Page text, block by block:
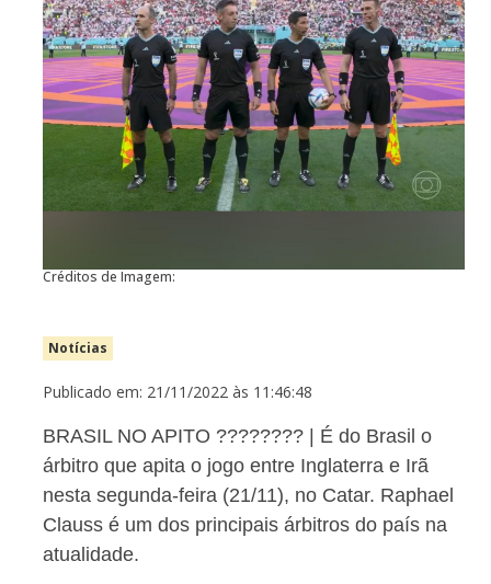
Créditos de Imagem:
Notícias
Publicado em: 21/11/2022 às 11:46:48
BRASIL NO APITO ???????? | É do Brasil o
árbitro que apita o jogo entre Inglaterra e Irã
nesta segunda-feira (21/11), no Catar. Raphael
Clauss é um dos principais árbitros do país na
atualidade.